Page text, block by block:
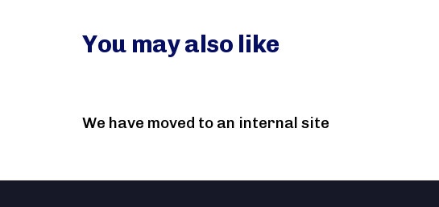
You may also like
We have moved to an internal site